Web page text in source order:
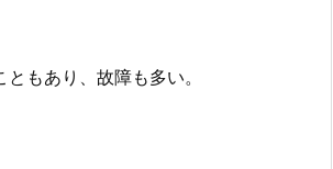
もあり、故障も多い。